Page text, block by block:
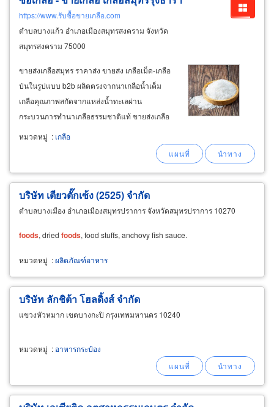
https://www.รับซื้อขายเกลือ.com
ตำบลบางแก้ว อำเภอเมืองสมุทรสงคราม จังหวัด
สมุทรสงคราม 75000
ขายส่งเกลือสมุทร ราคาส่ง ขายส่ง เกลือเม็ด-เกลือ
ป่นในรูปแบบ b2b ผลิตตรงจากนาเกลือน้ำเค็ม
เกลือคุณภาพสกัดจากแหล่งน้ำทะเลผ่าน
กระบวนการทำนาเกลือธรรมชาติแท้ ขายส่งเกลือ
อุตสาหกรรมอาหาร เกลืออุตสาหกรรมเครื่องปรุงรส
ราคาโรงงาน ขายส่งเกลือใช้เป็นวัตถุดิบในการ
แปรรูปอาหารทำอาหารหมักดอง (salt curing
หมวดหมู่ : เกลือ
บริษัท เตียวตั๊กเซ้ง (2525) จำกัด
ตำบลบางเมือง อำเภอเมืองสมุทรปราการ จังหวัดสมุทรปราการ 10270
foods, dried foods, food stuffs, anchovy fish sauce.
หมวดหมู่ :ผลิตภัณฑ์อาหาร
บริษัท ลักชิต้า โฮลดิ้งส์ จำกัด
แขวงหัวหมาก เขตบางกะปิ กรุงเทพมหานคร 10240
หมวดหมู่ : อาหารกระป๋อง